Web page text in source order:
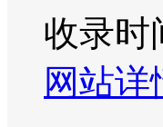
收录时
网站详